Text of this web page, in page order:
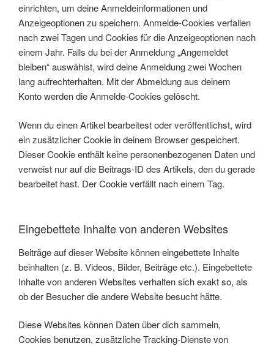
einrichten, um deine Anmeldeinformationen und
Anzeigeoptionen zu speichern. Anmelde-Cookies verfallen
nach zwei Tagen und Cookies für die Anzeigeoptionen nach
einem Jahr. Falls du bei der Anmeldung „Angemeldet
bleiben“ auswählst, wird deine Anmeldung zwei Wochen
lang aufrechterhalten. Mit der Abmeldung aus deinem
Konto werden die Anmelde-Cookies gelöscht.
Wenn du einen Artikel bearbeitest oder veröffentlichst, wird
ein zusätzlicher Cookie in deinem Browser gespeichert.
Dieser Cookie enthält keine personenbezogenen Daten und
verweist nur auf die Beitrags-ID des Artikels, den du gerade
bearbeitet hast. Der Cookie verfällt nach einem Tag.
Eingebettete Inhalte von anderen Websites
Beiträge auf dieser Website können eingebettete Inhalte
beinhalten (z. B. Videos, Bilder, Beiträge etc.). Eingebettete
Inhalte von anderen Websites verhalten sich exakt so, als
ob der Besucher die andere Website besucht hätte.
Diese Websites können Daten über dich sammeln,
Cookies benutzen, zusätzliche Tracking-Dienste von